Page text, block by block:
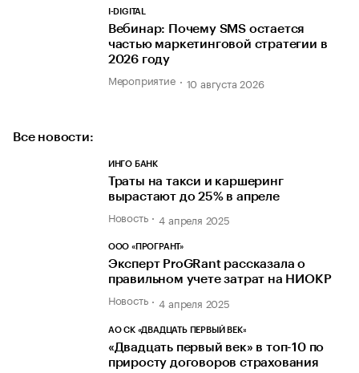
I-DIGITAL
Вебинар: Почему SMS остается
частью маркетинговой стратегии в
2026 году
Мероприятие 10 августа 2026
Все новости:
ИНГО БАНК
Траты на такси и каршеринг
вырастают до 25% в апреле
Новость 4 апреля 2025
ООО «ПРОГРАНТ»
Эксперт ProGRant рассказала о
правильном учете затрат на НИОКР
Новость 4 апреля 2025
АО СК «ДВАДЦАТЬ ПЕРВЫЙ ВЕК»
«Двадцать первый век» в топ-10 по
приросту договоров страхования